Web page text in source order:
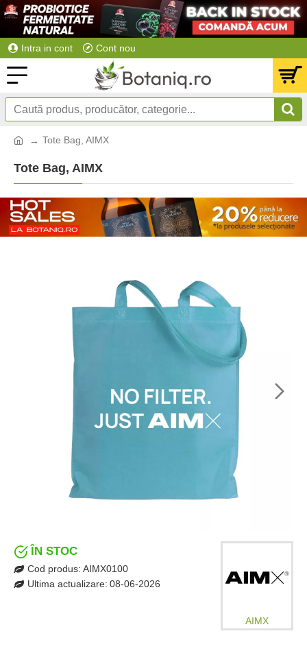
Intra in cont Cont nou
Tote Bag, AIMX
Tote Bag, AIMX
ÎN STOC
Cod produs: AIMX0100
Ultima actualizare: 08-06-2026
AIMX